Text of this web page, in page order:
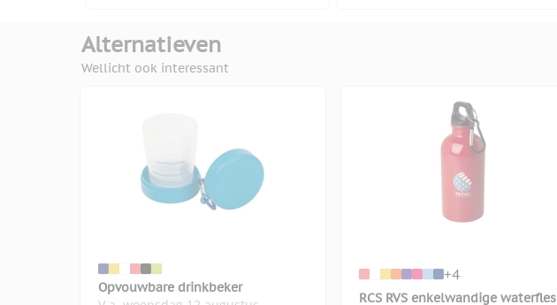
Alternatieven
Wellicht ook interessant
Opvouwbare drinkbeker
+4
RCS RVS enkelwandige waterfles